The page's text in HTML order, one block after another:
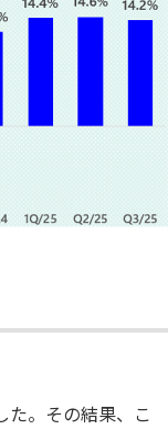
。その結果、こ